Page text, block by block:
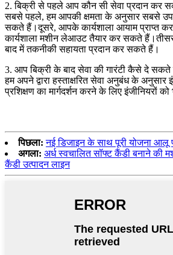
2. बिक्री से पहले आप कौन सी सेवा प्रदान कर
सबसे पहले, हम आपकी क्षमता के अनुसार सबसे
सकते हैं।दूसरे, आपके कार्यशाला आयाम प्राप्त
कार्यशाला मशीन लेआउट तैयार कर सकते
बाद में तकनीकी सहायता प्रदान कर सकते हैं।
3. आप बिक्री के बाद सेवा की गारंटी कैसे दे सकते
हम अपने द्वारा हस्ताक्षरित सेवा अनुबंध के
प्रशिक्षण का मार्गदर्शन करने के लिए इंजीनियरों
पिछला: नई डिजाइन के साथ पूरी योजना आलू
अगला: अर्ध स्वचालित सॉफ्ट कैंडी बनाने की
कैंडी उत्पादन लाइन